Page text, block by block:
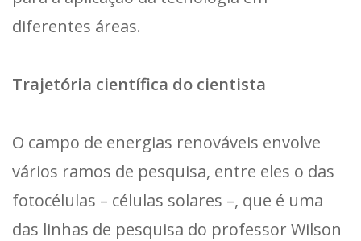
diferentes áreas.
Trajetória científica do cientista
O campo de energias renováveis envolve
vários ramos de pesquisa, entre eles o das
fotocélulas – células solares –, que é uma
das linhas de pesquisa do professor Wilson